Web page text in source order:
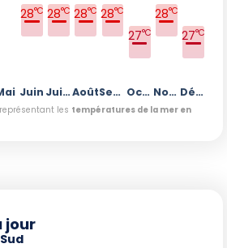
Juin
28°C
Juillet
28°C
Août
28°C
Septembre
28°C
Octobre
27°C
Novembre
28°C
Décembre
27°C
les températures de la mer en
jour